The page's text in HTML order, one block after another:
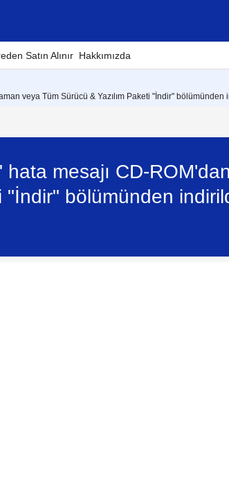
Satın Alınır Hakkımızda
veya Tüm Sürücü & Yazılım Paketi "İndir"
mesajı CD-
"İndir" bölümünden